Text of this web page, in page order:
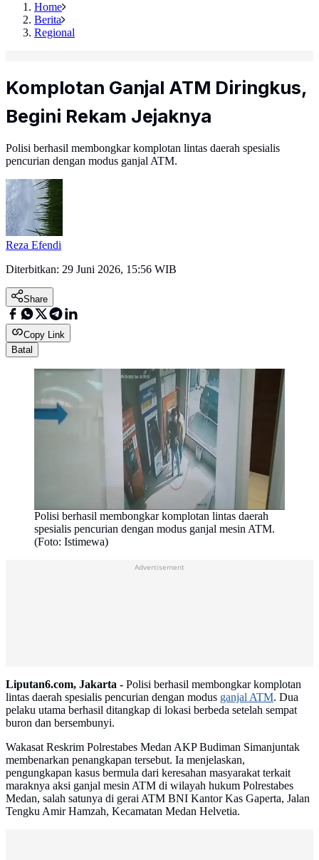
Home
Berita
Regional
Komplotan Ganjal ATM Diringkus,
Begini Rekam Jejaknya
Polisi berhasil membongkar komplotan lintas daerah spesialis
pencurian dengan modus ganjal ATM.
Reza Efendi
Diterbitkan: 29 Juni 2026, 15:56 WIB
Share
Copy Link
Batal
Polisi berhasil membongkar komplotan lintas daerah
spesialis pencurian dengan modus ganjal mesin ATM.
(Foto: Istimewa)
Advertisement
Liputan6.com, Jakarta - Polisi berhasil membongkar komplotan
lintas daerah spesialis pencurian dengan modus ganjal ATM. Dua
pelaku utama berhasil ditangkap di lokasi berbeda setelah sempat
buron dan bersembunyi.
Wakasat Reskrim Polrestabes Medan AKP Budiman Simanjuntak
membenarkan penangkapan tersebut. Ia menjelaskan,
pengungkapan kasus bermula dari keresahan masyarakat terkait
maraknya aksi ganjal mesin ATM di wilayah hukum Polrestabes
Medan, salah satunya di gerai ATM BNI Kantor Kas Gaperta, Jalan
Tengku Amir Hamzah, Kecamatan Medan Helvetia.